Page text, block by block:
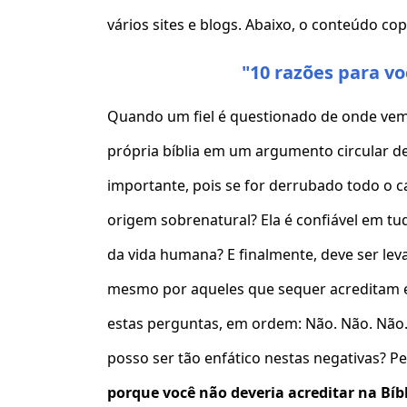
vários sites e blogs. Abaixo, o conteúdo
"10 razões para
Quando um fiel é questionado de onde
própria bíblia em um argumento circular
importante, pois se for derrubado todo o
origem sobrenatural? Ela é confiável em
da vida humana? E finalmente, deve ser
mesmo por aqueles que sequer
estas perguntas, em ordem: Não. Não.
posso ser tão enfático nestas negativas?
porque você não deveria acreditar na